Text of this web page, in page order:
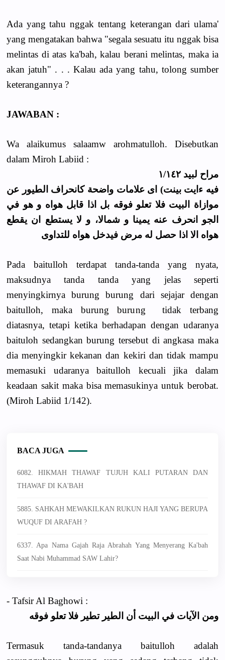
Ada yang tahu nggak tentang keterangan dari ulama'
yang mengatakan bahwa "segala sesuatu itu nggak bisa
melintas di atas ka'bah, kalau berani melintas, maka ia
akan jatuh" . . . Kalau ada yang tahu, tolong sumber
keterangannya ?
JAWABAN :
Wa alaikumus salaamw arohmatulloh. Disebutkan
dalam Miroh Labiid :
مراح لبيد ١/١٤٢
فيه ءايت بينت) اى علامات واضحة كانحراف الطيور عن
موازاة البيت فلا تعلو فوقه بل اذا قابل هواه و هو في
الجو انحرف عنه يمينا و شمالا، و لا يستطع ان يقطع
هواه الا اذا حصل له مرض فيدخل هواه للتداوى
Pada baitulloh terdapat tanda-tanda yang nyata,
maksudnya tanda tanda yang jelas seperti
menyingkirnya burung burung dari sejajar dengan
baitulloh, maka burung burung tidak terbang
diatasnya, tetapi ketika berhadapan dengan udaranya
baituloh sedangkan burung tersebut di angkasa maka
dia menyingkir kekanan dan kekiri dan tidak mampu
memasuki udaranya baitulloh kecuali jika dalam
keadaan sakit maka bisa memasukinya untuk berobat.
(Miroh Labiid 1/142).
BACA JUGA
6082. HIKMAH THAWAF TUJUH KALI PUTARAN DAN
THAWAF DI KA'BAH
5885. SAHKAH MEWAKILKAN RUKUN HAJI YANG BERUPA
WUQUF DI ARAFAH ?
6337. Apa Nama Gajah Raja Abrahah Yang Menyerang Ka'bah
Saat Nabi Muhammad SAW Lahir?
- Tafsir Al Baghowi :
ومن الآيات في البيت أن الطير تطير فلا تعلو فوقه
Termasuk tanda-tandanya baitulloh adalah